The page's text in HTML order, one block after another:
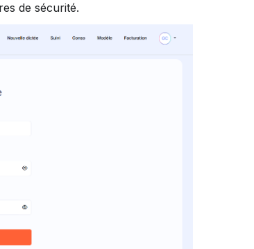
de sécurité.